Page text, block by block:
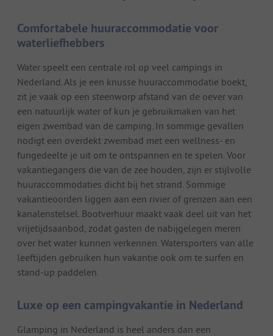
Comfortabele huuraccommodatie voor
waterliefhebbers
Water speelt een centrale rol op veel campings in
Nederland. Als je een knusse huuraccommodatie boekt,
zit je vaak op een steenworp afstand van de oever van
een natuurlijk water of kun je gebruikmaken van het
eigen zwembad van de camping. In sommige gevallen
nodigt een overdekt zwembad met een wellness- en
fungedeelte je uit om te ontspannen en te spelen. Voor
vakantiegangers die van de zee houden, zijn er stijlvolle
huuraccommodaties dicht bij het strand. Sommige
vakantieoorden liggen aan een rivier of grenzen aan een
kanalenstelsel. Bootverhuur maakt vaak deel uit van het
vrijetijdsaanbod, zodat gasten de nabijgelegen meren
over het water kunnen verkennen. Watersporters van alle
leeftijden gebruiken hun vakantie ook om te surfen en
stand-up paddelen.
Luxe op een campingvakantie in Nederland
Glamping in Nederland is heel anders dan een